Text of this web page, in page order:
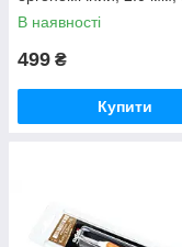
В наявності
499 ₴
Купити